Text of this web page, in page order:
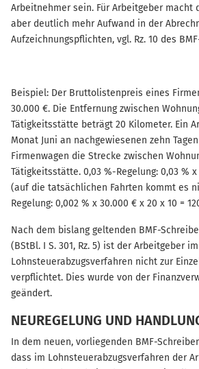
Arbeitnehmer sein. Für Arbeitgeber macht
aber deutlich mehr Aufwand in der
Aufzeichnungspflichten, vgl. Rz. 10 des
Beispiel: Der Bruttolistenpreis eines
30.000 €. Die Entfernung zwischen
Tätigkeitsstätte beträgt 20 Kilometer. Ein
Monat Juni an nachgewiesenen zehn
Firmenwagen die Strecke zwischen
Tätigkeitsstätte. 0,03 %-Regelung: 0,03 %
(auf die tatsächlichen Fahrten kommt es
Regelung: 0,002 % x 30.000 € x 20 x 10 =
Nach dem bislang geltenden BMF-
(BStBl. I S. 301, Rz. 5) ist der Arbeitgeber im
Lohnsteuerabzugsverfahren nicht zur
verpflichtet. Dies wurde von der
geändert.
NEUREGELUNG UND
In dem neuen, vorliegenden BMF-
dass im Lohnsteuerabzugsverfahren der